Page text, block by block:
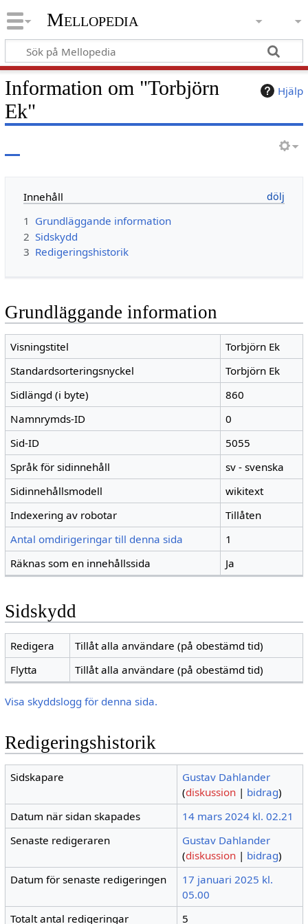
Mellopedia
Hjälp
Information om "Torbjörn
Ek"
Innehåll
1 Grundläggande information
2 Sidskydd
3 Redigeringshistorik
Grundläggande information
Visningstitel
Torbjörn Ek
Standardsorteringsnyckel
Torbjörn Ek
Sidlängd (i byte)
860
Namnrymds-ID
0
Sid-ID
5055
Språk för sidinnehåll
sv - svenska
Sidinnehållsmodell
wikitext
Indexering av robotar
Tillåten
Antal omdirigeringar till denna sida
1
Räknas som en innehållssida
Ja
Sidskydd
Redigera
Tillåt alla användare (på obestämd tid)
Flytta
Tillåt alla användare (på obestämd tid)
Visa skyddslogg för denna sida.
Redigeringshistorik
Sidskapare
Gustav Dahlander
(diskussion | bidrag)
Datum när sidan skapades
14 mars 2024 kl. 02.21
Senaste redigeraren
Gustav Dahlander
(diskussion | bidrag)
Datum för senaste redigeringen
17 januari 2025 kl.
05.00
Totalt antal redigeringar
5